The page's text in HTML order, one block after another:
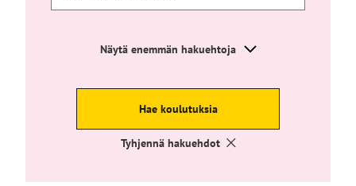
Näytä enemmän hakuehtoja
Hae koulutuksia
Tyhjennä hakuehdot